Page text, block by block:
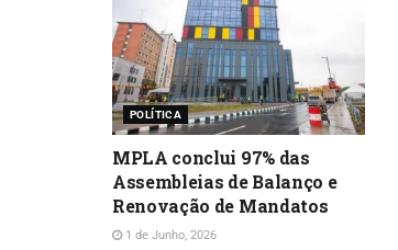
POLÍTICA
MPLA conclui 97% das
Assembleias de Balanço e
Renovação de Mandatos
1 de Junho, 2026